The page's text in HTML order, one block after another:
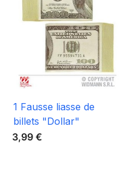
1 Fausse liasse de
billets "Dollar"
3,99 €